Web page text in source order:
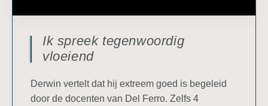
Ik spreek tegenwoordig
vloeiend
Derwin vertelt dat hij extreem goed is begeleid
door de docenten van Del Ferro. Zelfs 4